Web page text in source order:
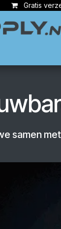
Gratis
samen